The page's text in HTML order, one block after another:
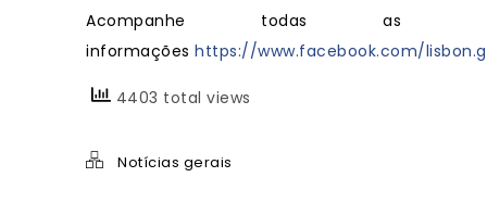
Acompanhe todas as
informações https://www.facebook.com/
4403 total views
Notícias gerais